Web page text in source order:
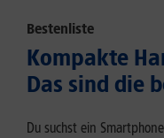
Bestenliste
Kompakte
Das sind die
Du suchst ein